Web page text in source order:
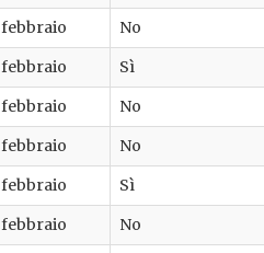
febbraio No
febbraio Sì
febbraio No
febbraio No
febbraio Sì
febbraio No